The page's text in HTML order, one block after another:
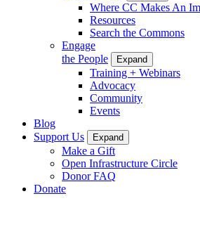
Where CC Makes An
Resources
Search the Commons
Engage
the People
Expand
Training + Webinars
Advocacy
Community
Events
Blog
Support Us
Expand
Make a Gift
Open Infrastructure Circle
Donor FAQ
Donate